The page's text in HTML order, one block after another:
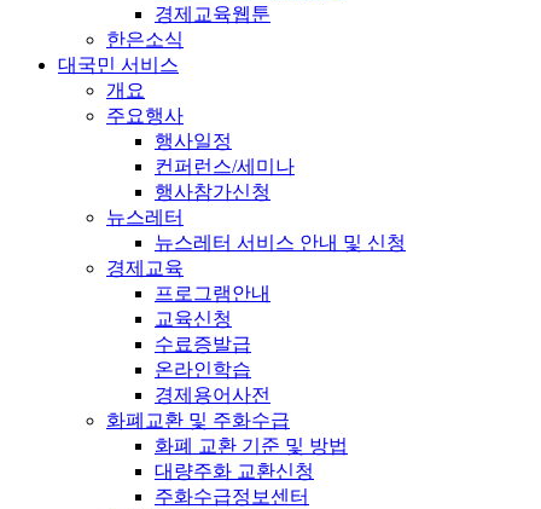
경제교육웹툰
한은소식
대국민 서비스
개요
주요행사
행사일정
컨퍼런스/세미나
행사참가신청
뉴스레터
뉴스레터 서비스 안내 및 신청
경제교육
프로그램안내
교육신청
수료증발급
온라인학습
경제용어사전
화폐교환 및 주화수급
화폐 교환 기준 및 방법
대량주화 교환신청
주화수급정보센터